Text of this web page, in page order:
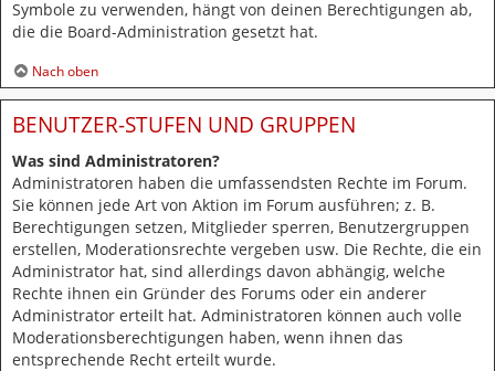
Symbole zu verwenden, hängt von deinen Berechtigungen ab,
die die Board-Administration gesetzt hat.
Nach oben
BENUTZER-STUFEN UND GRUPPEN
Was sind Administratoren?
Administratoren haben die umfassendsten Rechte im Forum.
Sie können jede Art von Aktion im Forum ausführen; z. B.
Berechtigungen setzen, Mitglieder sperren, Benutzergruppen
erstellen, Moderationsrechte vergeben usw. Die Rechte, die ein
Administrator hat, sind allerdings davon abhängig, welche
Rechte ihnen ein Gründer des Forums oder ein anderer
Administrator erteilt hat. Administratoren können auch volle
Moderationsberechtigungen haben, wenn ihnen das
entsprechende Recht erteilt wurde.